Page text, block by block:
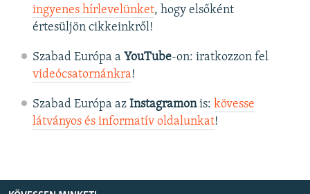
ingyenes hírlevelünket, hogy elsőként
értesüljön cikkeinkről!
Szabad Európa a YouTube-on: iratkozzon fel
videócsatornánkra!
Szabad Európa az Instagramonis: kövesse
látványos és informatív oldalunkat! ​